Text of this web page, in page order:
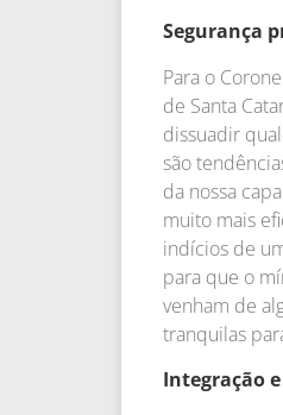
Segurança
Para o
de Santa
dissuadir
são
da nossa
muito mais
indícios de
para que o
venham de
tranquilas
Integração